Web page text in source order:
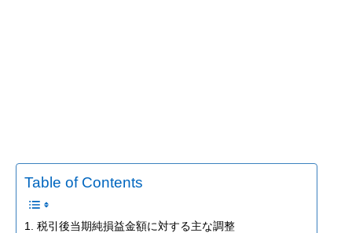
Table of Contents
1. 税引後当期純損益金額に対する主な調整